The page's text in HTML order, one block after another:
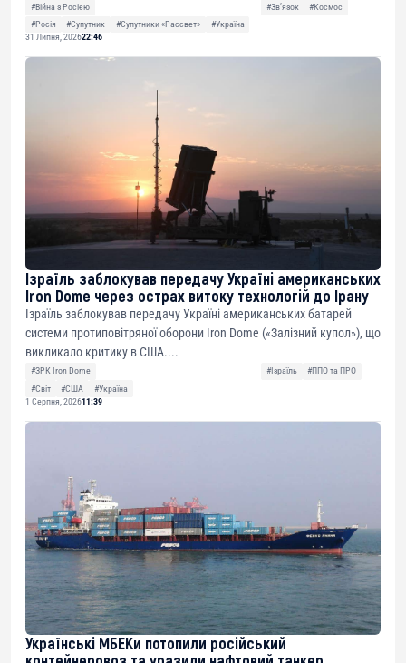
#Війна з Росією #Звʼязок
#Космос
#Росія
#Супутник #Супутники «Рассвет»
#Україна
31 Липня, 202622:46
Ізраїль заблокував передачу Україні американських
Iron Dome через острах витоку технологій до Ірану
Ізраїль заблокував передачу Україні американських батарей
системи протиповітряної оборони Iron Dome («Залізний купол»), що
викликало критику в США....
#ЗРК Iron Dome #Ізраїль
#ППО та ПРО
#Світ
#США
#Україна
1 Серпня, 202611:39
Українські МБЕКи потопили російський